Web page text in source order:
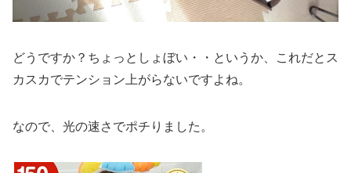
どうですか？ちょっとしょぼい・・というか、これだとス
カスカでテンション上がらないですよね。
なので、光の速さでポチりました。